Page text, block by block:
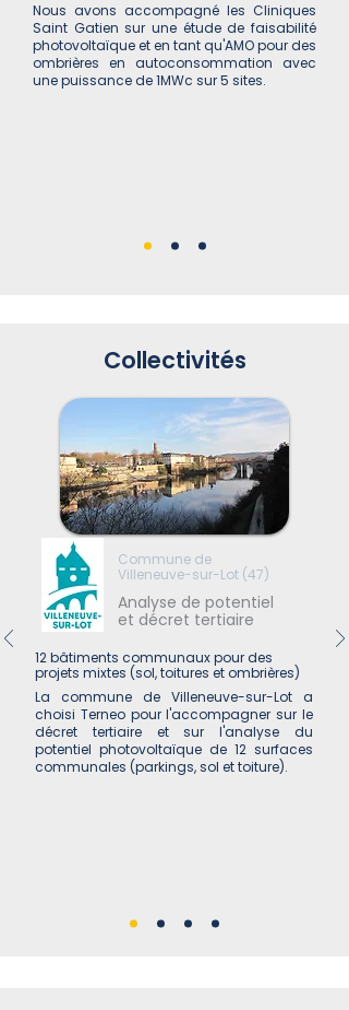
Nous avons accompagné les Cliniques
Saint Gatien sur une étude de faisabilité
photovoltaïque et en tant qu'AMO pour des
ombrières en autoconsommation avec
une puissance de 1MWc sur 5 sites.
Collectivités
Commune de
Villeneuve-sur-Lot (47)
Analyse de potentiel
et décret tertiaire
12 bâtiments communaux pour des
projets mixtes (sol, toitures et ombrières)
La commune de Villeneuve-sur-Lot a
choisi Terneo pour l'accompagner sur le
décret tertiaire et sur l'analyse du
potentiel photovoltaïque de 12 surfaces
communales (parkings, sol et toiture).